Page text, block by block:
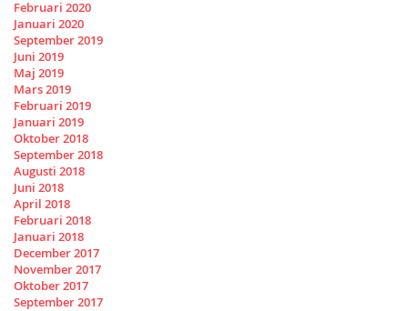
Februari 2020
Januari 2020
September 2019
Juni 2019
Maj 2019
Mars 2019
Februari 2019
Januari 2019
Oktober 2018
September 2018
Augusti 2018
Juni 2018
April 2018
Februari 2018
Januari 2018
December 2017
November 2017
Oktober 2017
September 2017